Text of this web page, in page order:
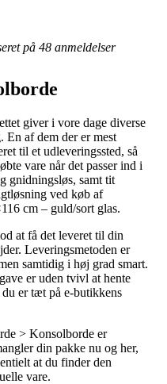
på 48 anmeldelser
giver i vore dage diverse
af dem der er mest
til et udleveringssted, så
vare når det passer ind i
gnidningsløs, samt tit
ved køb af
cm – guld/sort glas.
at få det leveret til din
Leveringsmetoden er
samtidig i høj grad smart.
er uden tvivl at hente
du er tæt på e-butikkens
> Konsolborde er
din pakke nu og her,
at du finder den
vare.